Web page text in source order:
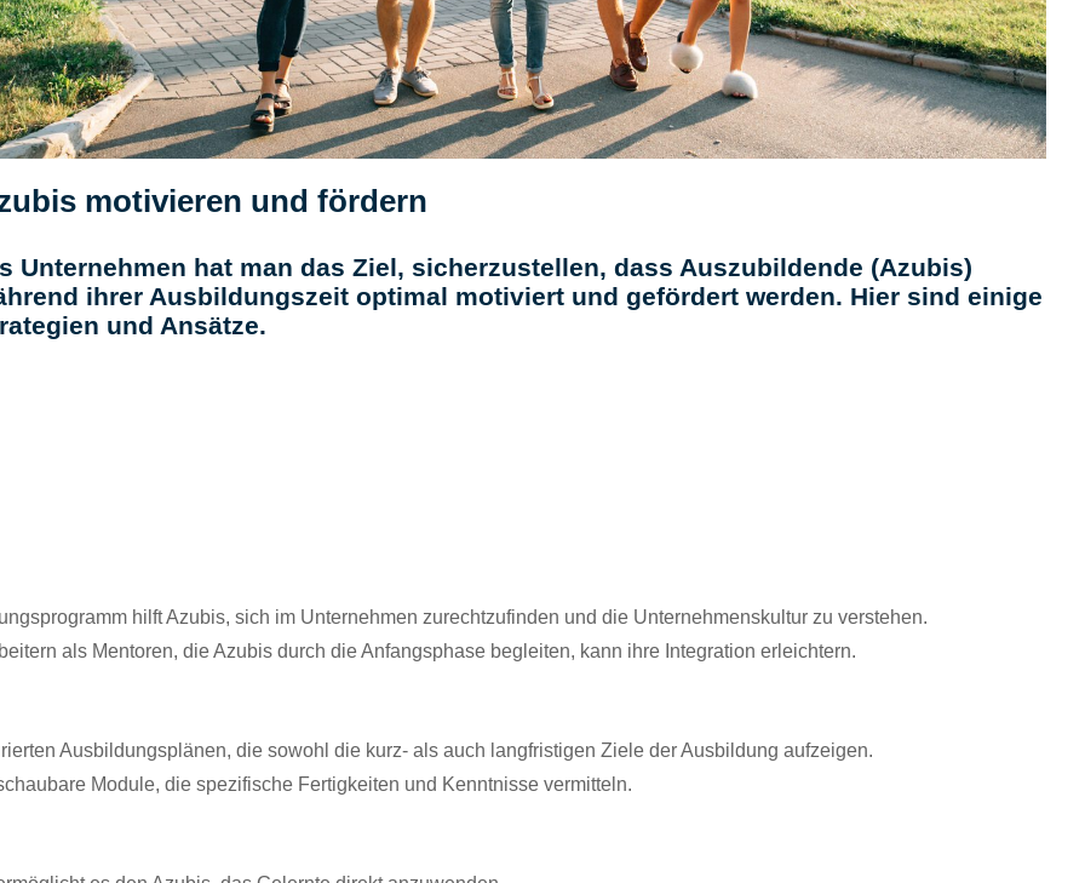
motivieren und fördern
Unternehmen hat man das Ziel, sicherzustellen, dass Auszubildende (Azubis)
ihrer Ausbildungszeit optimal motiviert und gefördert werden. Hier sind einige
und Ansätze.
hilft Azubis, sich im Unternehmen zurechtzufinden und die Unternehmenskultur zu verstehen.
als Mentoren, die Azubis durch die Anfangsphase begleiten, kann ihre Integration erleichtern.
Ausbildungsplänen, die sowohl die kurz- als auch langfristigen Ziele der Ausbildung aufzeigen.
Module, die spezifische Fertigkeiten und Kenntnisse vermitteln.